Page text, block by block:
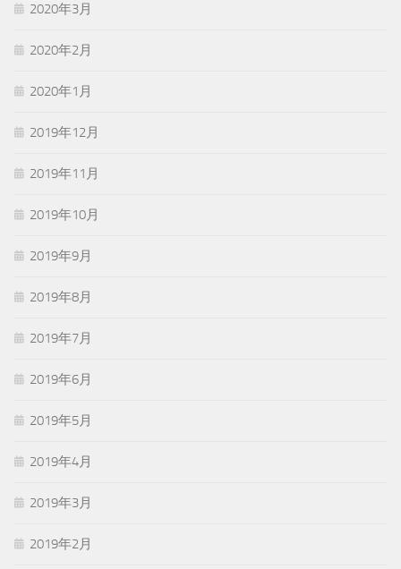
2020年3月
2020年2月
2020年1月
2019年12月
2019年11月
2019年10月
2019年9月
2019年8月
2019年7月
2019年6月
2019年5月
2019年4月
2019年3月
2019年2月